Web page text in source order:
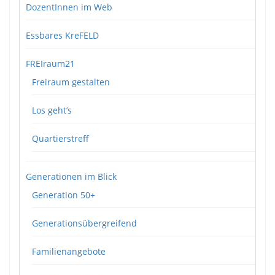
DozentInnen im Web
Essbares KreFELD
FREIraum21
Freiraum gestalten
Los geht’s
Quartierstreff
Generationen im Blick
Generation 50+
Generationsübergreifend
Familienangebote